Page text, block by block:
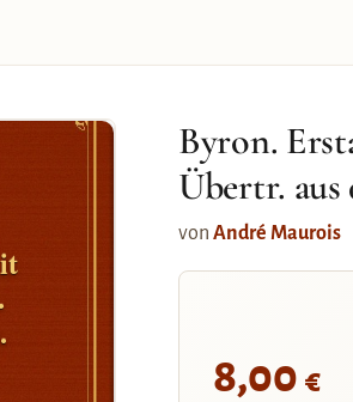
Byron.
Übertr.
von André Maurois
8,00 €